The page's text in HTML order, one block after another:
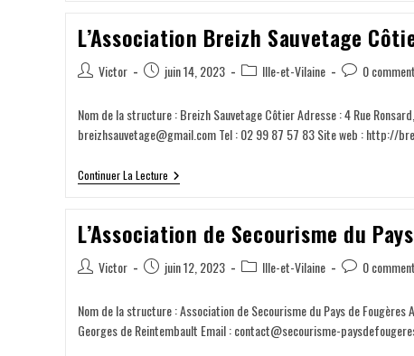
L’Association Breizh Sauvetage
Victor juin 14, 2023 Ille-et-Vilaine 0
Nom de la structure : Breizh Sauvetage Côtier Adresse : 4 Rue
breizhsauvetage@gmail.com Tel : 02 99 87 57 83 Site web : http://
Continuer La Lecture
L’Association de Secourisme du
Victor juin 12, 2023 Ille-et-Vilaine 0
Nom de la structure : Association de Secourisme du Pays de
Georges de Reintembault Email : contact@secourisme-